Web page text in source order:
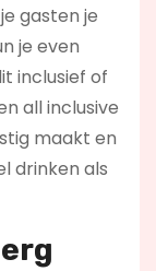
gasten je
je even
inclusief of
all inclusive
maakt en
drinken als